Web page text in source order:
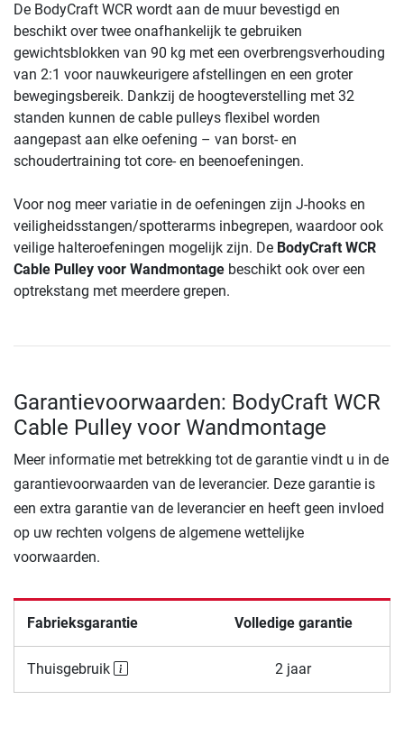
De BodyCraft WCR wordt aan de muur bevestigd en
beschikt over twee onafhankelijk te gebruiken
gewichtsblokken van 90 kg met een overbrengsverhouding
van 2:1 voor nauwkeurigere afstellingen en een groter
bewegingsbereik. Dankzij de hoogteverstelling met 32 ​​
standen kunnen de cable pulleys flexibel worden
aangepast aan elke oefening – van borst- en
schoudertraining tot core- en beenoefeningen.
Voor nog meer variatie in de oefeningen zijn J-hooks en
veiligheidsstangen/spotterarms inbegrepen, waardoor ook
veilige halteroefeningen mogelijk zijn. De BodyCraft WCR
Cable Pulley voor Wandmontage beschikt ook over een
optrekstang met meerdere grepen.
Garantievoorwaarden: BodyCraft WCR
Cable Pulley voor Wandmontage
Meer informatie met betrekking tot de garantie vindt u in de
garantievoorwaarden van de leverancier. Deze garantie is
een extra garantie van de leverancier en heeft geen invloed
op uw rechten volgens de algemene wettelijke
voorwaarden.
Fabrieksgarantie Volledige garantie
Thuisgebruik 2 jaar